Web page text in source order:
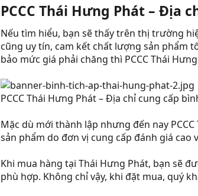
PCCC Thái Hưng Phát – Địa
Nếu tìm hiểu, bạn sẽ thấy trên thị trường
cũng uy tín, cam kết chất lượng sản phẩm
bảo mức giá phải chăng thì PCCC Thái
PCCC Thái Hưng Phát – Địa chỉ cung cấp
Mặc dù mới thành lập nhưng đến nay
sản phẩm do đơn vị cung cấp đánh giá cao
Khi mua hàng tại Thái Hưng Phát, bạn sẽ
phù hợp. Không chỉ vậy, khi đặt mua, quý